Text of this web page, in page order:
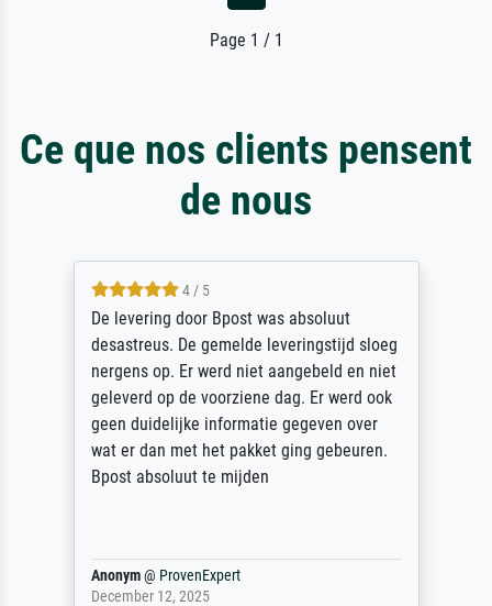
Page 1 / 1
Ce que nos clients pensent
de nous
4 / 5
De levering door Bpost was absoluut
desastreus. De gemelde leveringstijd sloeg
nergens op. Er werd niet aangebeld en niet
geleverd op de voorziene dag. Er werd ook
geen duidelijke informatie gegeven over
wat er dan met het pakket ging gebeuren.
Bpost absoluut te mijden
Anonym@ProvenExpert
December 12, 2025